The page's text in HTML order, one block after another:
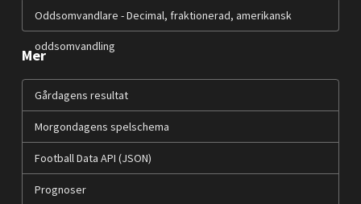
Oddsomvandlare - Decimal, fraktionerad, amerikansk
oddsomvandling
Mer
Gårdagens resultat
Morgondagens spelschema
Football Data API (JSON)
Prognoser